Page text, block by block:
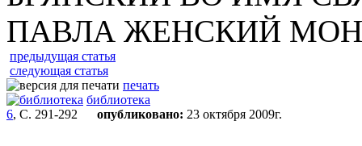
ПАВЛА ЖЕНСКИЙ
предыдущая статья
следующая статья
печать
библиотека
6, С. 291-292 опубликовано: 23 октября 2009г.